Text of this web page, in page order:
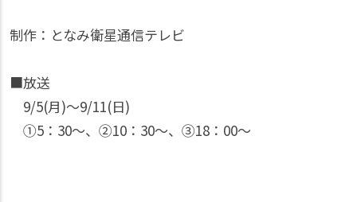
制作：となみ衛星通信テレビ
■放送
9/5(月)〜9/11(日)
①5：30〜、②10：30〜、③18：00〜